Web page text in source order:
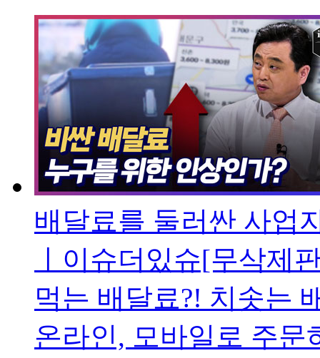
배달료를 둘러싼 사업
ㅣ이슈더있슈[무삭제
먹는 배달료?! 치솟는
온라인, 모바일로 주문